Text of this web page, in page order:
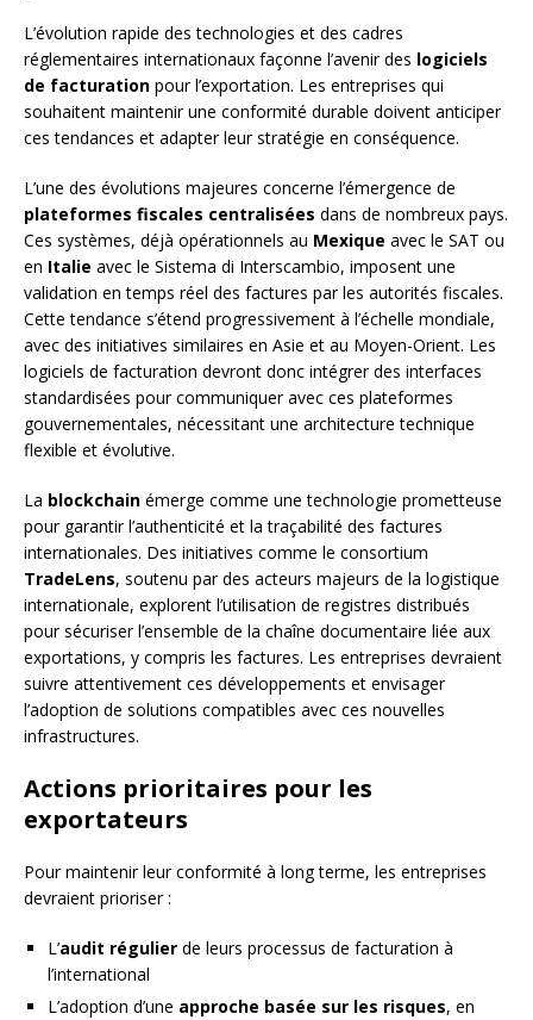
L’évolution rapide des technologies et des cadres
réglementaires internationaux façonne l’avenir des logiciels
de facturation pour l’exportation. Les entreprises qui
souhaitent maintenir une conformité durable doivent anticiper
ces tendances et adapter leur stratégie en conséquence.
L’une des évolutions majeures concerne l’émergence de
plateformes fiscales centralisées dans de nombreux pays.
Ces systèmes, déjà opérationnels au Mexique avec le SAT ou
en Italie avec le Sistema di Interscambio, imposent une
validation en temps réel des factures par les autorités fiscales.
Cette tendance s’étend progressivement à l’échelle mondiale,
avec des initiatives similaires en Asie et au Moyen-Orient. Les
logiciels de facturation devront donc intégrer des interfaces
standardisées pour communiquer avec ces plateformes
gouvernementales, nécessitant une architecture technique
flexible et évolutive.
La blockchain émerge comme une technologie prometteuse
pour garantir l’authenticité et la traçabilité des factures
internationales. Des initiatives comme le consortium
TradeLens, soutenu par des acteurs majeurs de la logistique
internationale, explorent l’utilisation de registres distribués
pour sécuriser l’ensemble de la chaîne documentaire liée aux
exportations, y compris les factures. Les entreprises devraient
suivre attentivement ces développements et envisager
l’adoption de solutions compatibles avec ces nouvelles
infrastructures.
Actions prioritaires pour les
exportateurs
Pour maintenir leur conformité à long terme, les entreprises
devraient prioriser :
L’audit régulier de leurs processus de facturation à
l’international
L’adoption d’une approche basée sur les risques, en